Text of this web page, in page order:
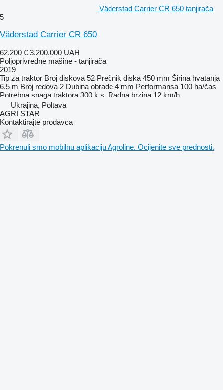
Väderstad Carrier CR 650 tanjirača
5
Väderstad Carrier CR 650
62.200 € 3.200.000 UAH
Poljoprivredne mašine - tanjirača
2019
Tip za traktor Broj diskova 52 Prečnik diska 450 mm Širina hvatanja
6,5 m Broj redova 2 Dubina obrade 4 mm Performansa 100 ha/čas
Potrebna snaga traktora 300 k.s. Radna brzina 12 km/h
Ukrajina, Poltava
AGRI STAR
Kontaktirajte prodavca
Pokrenuli smo mobilnu aplikaciju Agroline. Ocijenite sve prednosti.